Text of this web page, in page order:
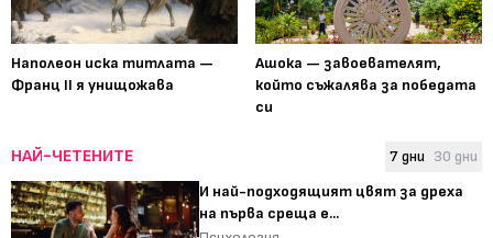
Наполеон иска титлата —
Франц II я унищожава
Ашока — завоевателят,
който съжалява за победата
си
НАЙ-ЧЕТЕНИТЕ 7 дни 30 дни
И най-подходящият цвят за дреха
на първа среща е...